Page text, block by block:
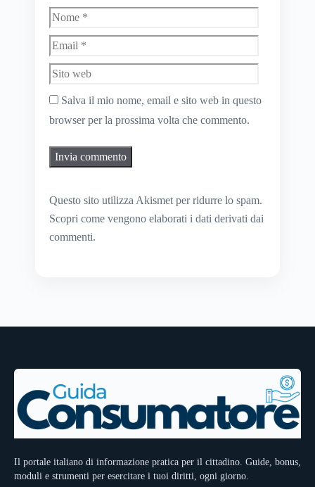
Nome
web
Salva il mio nome, email e sito web in questo
browser per la prossima volta che commento.
Questo sito utilizza Akismet per ridurre lo spam.
Scopri come vengono elaborati i dati derivati dai
commenti.
Il portale italiano di informazione pratica per il cittadino. Guide, bonus,
moduli e strumenti per esercitare i tuoi diritti, ogni giorno.